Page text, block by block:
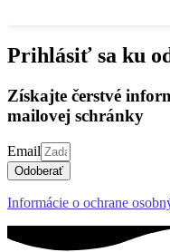
Prihlásiť sa ku
Získajte čerstvé
mailovej schránky
Email
Odoberať
Informácie o ochrane